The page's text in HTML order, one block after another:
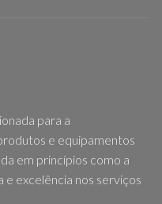
para a
e equipamentos
em princípios como a
e excelência nos serviços